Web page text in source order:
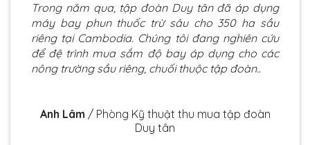
Trong năm qua, tập đoàn Duy tân đã áp dụng
máy bay phun thuốc trừ sâu cho 350 ha sầu
riêng tại Cambodia. Chúng tôi đang nghiên cứu
để đệ trình mua sắm độ bay áp dụng cho các
nông trường sầu riêng, chuối thuộc tập đoàn..
Anh Lâm / Phòng Kỹ thuật thu mua tập đoàn
Duy tân